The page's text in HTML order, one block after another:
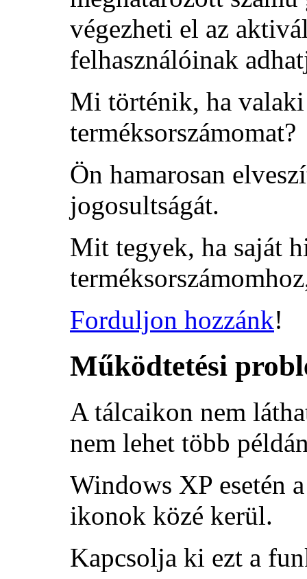
végezheti el az
felhasználóinak
Mi történik, ha valaki
terméksorszámomat?
Ön hamarosan
jogosultságát.
Mit tegyek, ha saját
Forduljon hozzánk!
Működtetési
A tálcaikon nem
nem lehet több
Windows XP esetén
ikonok közé kerül.
Kapcsolja ki ezt a